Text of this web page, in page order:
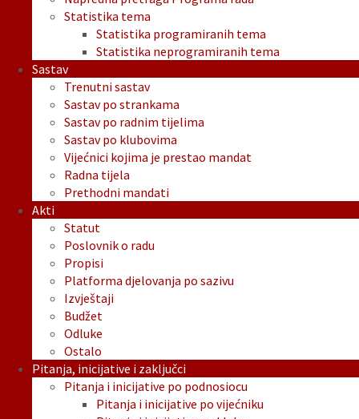
Statistika tema
Statistika programiranih tema
Statistika neprogramiranih tema
Sastav
Trenutni sastav
Sastav po strankama
Sastav po radnim tijelima
Sastav po klubovima
Vijećnici kojima je prestao mandat
Radna tijela
Prethodni mandati
Akti
Statut
Poslovnik o radu
Propisi
Platforma djelovanja po sazivu
Izvještaji
Budžet
Odluke
Ostalo
Pitanja, inicijative i zaključci
Pitanja i inicijative po podnosiocu
Pitanja i inicijative po vijećniku